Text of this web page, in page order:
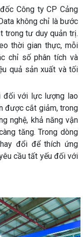
Công ty CP Cảng
không chỉ là bước
trong tư duy quản trị.
thời gian thực, mỗi
chỉ số phân tích và
quả sản xuất và tối
đối với lực lượng lao
được cắt giảm, trong
nghệ, khả năng vận
tăng. Trong dòng
đổi để thích ứng
cầu tất yếu đối với